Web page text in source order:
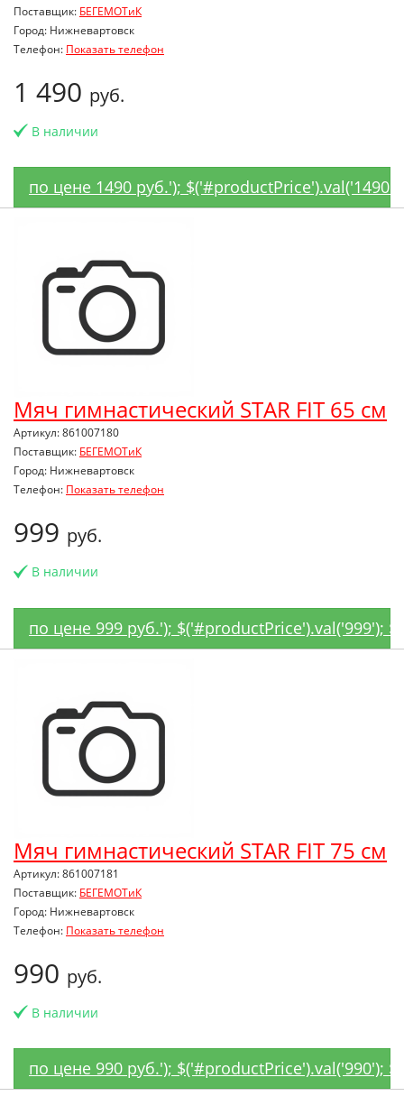
Поставщик: БЕГЕМОТиК
Город: Нижневартовск
Телефон: Показать телефон
1 490 руб.
В наличии
по цене 1490 руб.');
Мяч гимнастический STAR FIT 65 см
Артикул: 861007180
Поставщик: БЕГЕМОТиК
Город: Нижневартовск
Телефон: Показать телефон
999 руб.
В наличии
по цене 999 руб.'); $('#productPrice').val('999');
Мяч гимнастический STAR FIT 75 см
Артикул: 861007181
Поставщик: БЕГЕМОТиК
Город: Нижневартовск
Телефон: Показать телефон
990 руб.
В наличии
по цене 990 руб.'); $('#productPrice').val('990');